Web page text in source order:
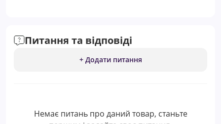
Питання та відповіді
+ Додати питання
Немає питань про даний товар, станьте